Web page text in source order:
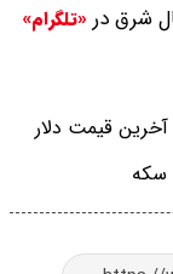
شرق در «تلگرام»
آخرین قیمت دلار
سکه